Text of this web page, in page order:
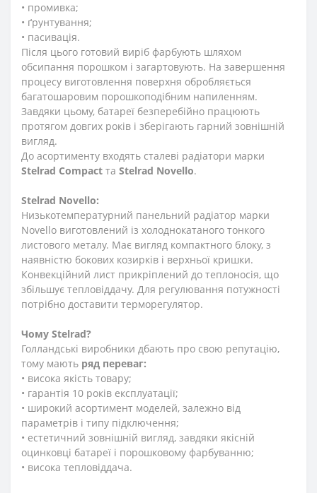
• промивка;
• ґрунтування;
• пасивація.
Після цього готовий виріб фарбують шляхом
обсипання порошком і загартовують. На завершення
процесу виготовлення поверхня обробляється
багатошаровим порошкоподібним напиленням.
Завдяки цьому, батареї безперебійно працюють
протягом довгих років і зберігають гарний зовнішній
вигляд.
До асортименту входять сталеві радіатори марки
Stelrad Compact та Stelrad Novello.
Stelrad Novello:
Низькотемпературний панельний радіатор марки
Novello виготовлений із холоднокатаного тонкого
листового металу. Має вигляд компактного блоку, з
наявністю бокових козирків і верхньої кришки.
Конвекційний лист прикріплений до теплоносія, що
збільшує тепловіддачу. Для регулювання потужності
потрібно доставити терморегулятор.
Чому Stelrad?
Голландські виробники дбають про свою репутацію,
тому мають ряд переваг:
• висока якість товару;
• гарантія 10 років експлуатації;
• широкий асортимент моделей, залежно від
параметрів і типу підключення;
• естетичний зовнішній вигляд, завдяки якісній
оцинковці батареї і порошковому фарбуванню;
• висока тепловіддача.